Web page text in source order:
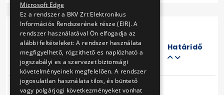
Cím
Eljárás
száma
Határidő
Microsoft Edge
Ez a rendszer a BKV Zrt Elektronikus
Információs Rendszerének része (EIR). A
rendszer használatával Ön elfogadja az
alábbi feltételeket: A rendszer használata
megfigyelhető, rögzithető es naplózható a
jogszabályi es a szervezet biztonsági
követelményeinek megfelelően. A rendszer
jogosulatlan használata tilos, és büntető
vagy polgárjogi következményeket vonhat